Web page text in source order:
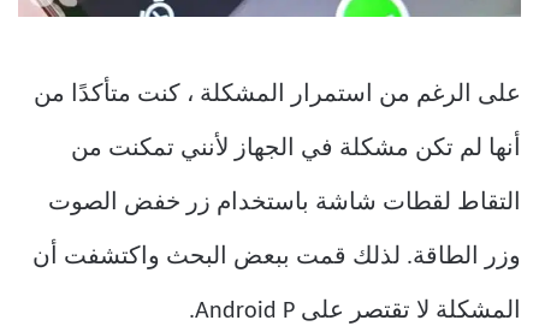
على الرغم من استمرار المشكلة ، كنت متأكدًا من
أنها لم تكن مشكلة في الجهاز لأنني تمكنت من
التقاط لقطات شاشة باستخدام زر خفض الصوت
وزر الطاقة. لذلك قمت ببعض البحث واكتشفت أن
المشكلة لا تقتصر على Android P.